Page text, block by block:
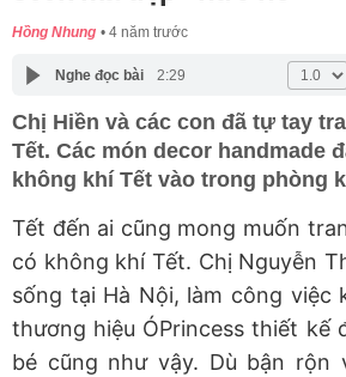
Hồng Nhung 4 năm trước
Nghe đọc bài 2:29
Chị Hiền và các con đã tự tay
Tết. Các món decor handmade
không khí Tết vào trong phòng
Tết đến ai cũng mong muốn
có không khí Tết. Chị Nguyễn
sống tại Hà Nội, làm công việc
thương hiệu ÓPrincess thiết kế
bé cũng như vậy. Dù bận rộn